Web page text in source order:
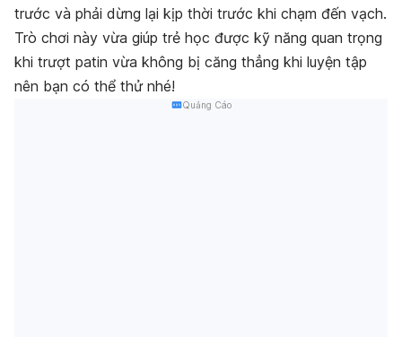
trước và phải dừng lại kịp thời trước khi chạm đến vạch.
Trò chơi này vừa giúp trẻ học được kỹ năng quan trọng
khi trượt patin vừa không bị căng thẳng khi luyện tập
nên bạn có thể thử nhé!
Quảng Cáo